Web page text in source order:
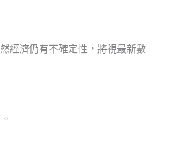
經濟仍有不確定性，將視最新數